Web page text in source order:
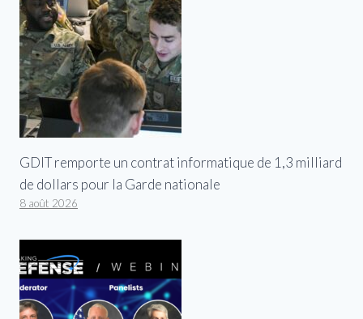
GDIT remporte un contrat informatique de 1,3 milliard
de dollars pour la Garde nationale
8 août 2026